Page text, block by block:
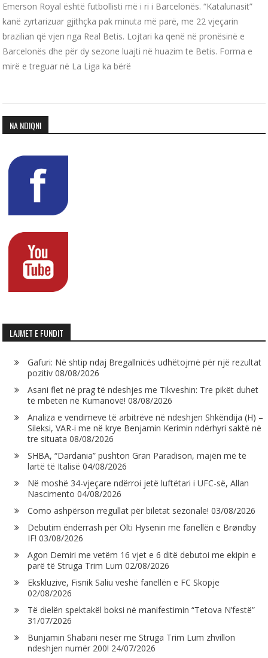
Emerson Royal është futbollisti më i ri i Barcelonës. “Katalunasit”
kanë zyrtarizuar gjithçka pak minuta më parë, me 22 vjeçarin
brazilian që vjen nga Real Betis. Lojtari ka qenë në pronësinë e
Barcelonës dhe për dy sezone luajti në huazim te Betis. Forma e
mirë e treguar në La Liga ka bërë
NA NDIQNI
LAJMET E FUNDIT
Gafuri: Në shtip ndaj Bregallnicës udhëtojmë për një rezultat
pozitiv 08/08/2026
Asani flet në prag të ndeshjes me Tikveshin: Tre pikët duhet
të mbeten në Kumanovë! 08/08/2026
Analiza e vendimeve të arbitrëve në ndeshjen Shkëndija (H) –
Sileksi, VAR-i me në krye Benjamin Kerimin ndërhyri saktë në
tre situata 08/08/2026
SHBA, “Dardania” pushton Gran Paradison, majën më të
lartë të Italisë 04/08/2026
Në moshë 34-vjeçare ndërroi jetë luftëtari i UFC-së, Allan
Nascimento 04/08/2026
Como ashpërson rregullat për biletat sezonale! 03/08/2026
Debutim ëndërrash për Olti Hysenin me fanellën e Brøndby
IF! 03/08/2026
Agon Demiri me vetëm 16 vjet e 6 ditë debutoi me ekipin e
parë të Struga Trim Lum 02/08/2026
Ekskluzive, Fisnik Saliu veshë fanellën e FC Skopje
02/08/2026
Të dielën spektakël boksi në manifestimin “Tetova N’festë”
31/07/2026
Bunjamin Shabani nesër me Struga Trim Lum zhvillon
ndeshjen numër 200! 24/07/2026